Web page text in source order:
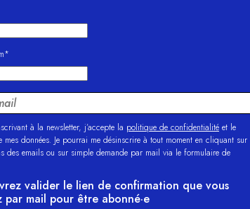
à la newsletter, j’accepte la politique de confidentialité et le
mes données. Je pourrai me désinscrire à tout moment en cliquant sur
des emails ou sur simple demande par mail via le formulaire de
valider le lien de confirmation que vous
par mail pour être abonné·e